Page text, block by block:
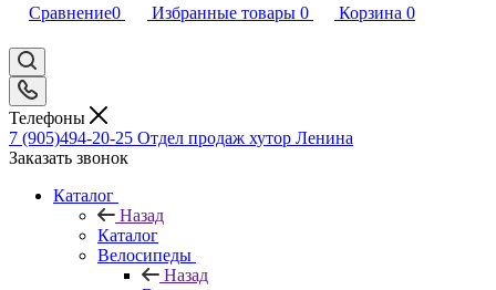
Сравнение0 Избранные товары 0 Корзина 0
Телефоны
7 (905)494-20-25 Отдел продаж хутор Ленина
Заказать звонок
Каталог
Назад
Каталог
Велосипеды
Назад